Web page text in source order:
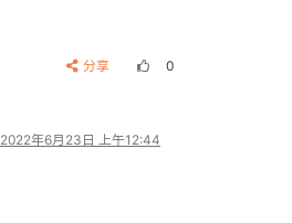
分享 0
2022年6月23日 上午12:44